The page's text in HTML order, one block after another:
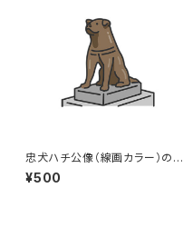
忠犬ハチ公像（線画カラー）のイ
ラスト
¥500